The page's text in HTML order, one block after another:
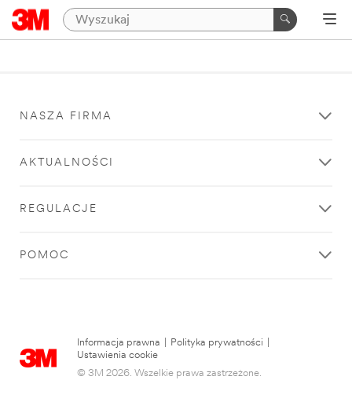
NASZA FIRMA
AKTUALNOŚCI
REGULACJE
POMOC
Informacja prawna Polityka prywatności
Ustawienia cookie
© 3M 2026. Wszelkie prawa zastrzeżone.